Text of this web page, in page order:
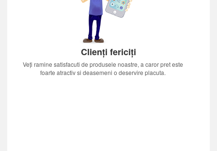
Clienți fericiți
Veți ramine satisfacuti de produsele noastre, a caror pret este
foarte atractiv si deasemeni o deservire placuta.